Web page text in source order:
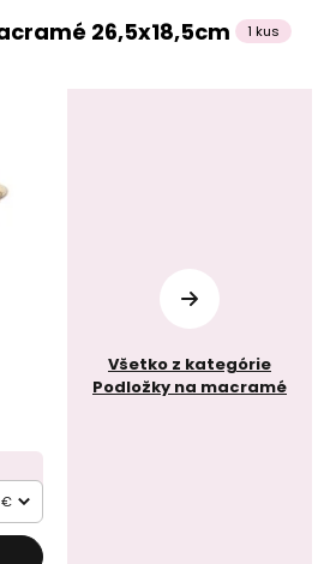
26,5x18,5cm 1 kus
€
Všetko z kategórie
Podložky na macramé